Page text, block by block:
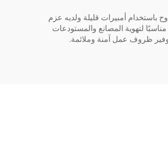
باستخدام أمبيرات قليلة ولديه عزم
لتهوية المصانع والمستودعات